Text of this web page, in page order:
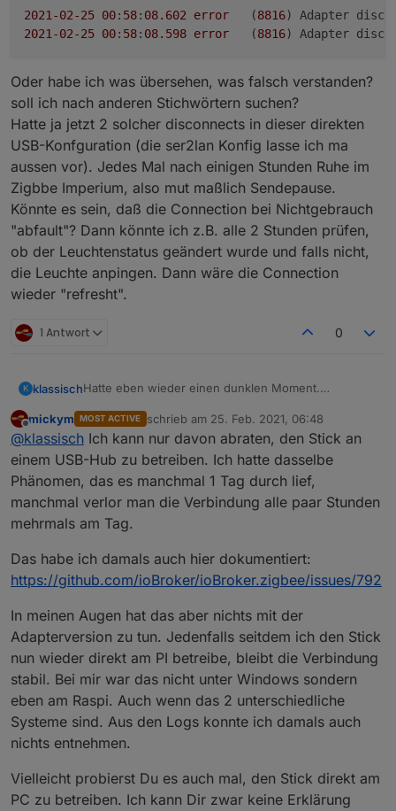
2021-02-25 00: 58: 08.602 error
	(
8816) Adapter
2021-02-25 00: 58: 08.598 error
	(
8816
Oder habe ich was übersehen, was falsch verstanden?
soll ich nach anderen Stichwörtern suchen?
Hatte ja jetzt 2 solcher disconnects in dieser direkten
USB-Konfguration (die ser2lan Konfig lasse ich ma
aussen vor). Jedes Mal nach einigen Stunden Ruhe im
Zigbbe Imperium, also mut maßlich Sendepause.
Könnte es sein, daß die Connection bei Nichtgebrauch
"abfault"? Dann könnte ich z.B. alle 2 Stunden prüfen,
ob der Leuchtenstatus geändert wurde und falls nicht,
die Leuchte anpingen. Dann wäre die Connection
wieder "refresht".
1 Antwort 0
K klassischHatte eben wieder einen dunklen Moment.
Wieder hat der Adapter die Verbindung zum COM-
Port verloren.
COM4-Port war aber lt. Geräte Manager i.O. und
verbunden.
Derzeit hängt der Controller an einem USB Hub, an
dem auch noch 2 Drucker hängen, auf die ich
problemlos zugreifen kann. Ich gehe also davon aus,
Bin in die Einstellungen der Zigbee Instanz. Dort war
COM4 angezeigt. Habe im Drop down Menue COM4
erneut ausgewählt. und abgespeichert.
Zigbee wird wieder grün.
Lichter reagieren wieder auf Schalter und
Bewegungsmelder.
Log mit Serial Port error:
Spoiler
Offline
mickym MOST ACTIVE schrieb am 25. Feb. 2021, 06:48
zuletzt editiert von
@klassisch Ich kann nur davon abraten, den Stick an
einem USB-Hub zu betreiben. Ich hatte dasselbe
Phänomen, das es manchmal 1 Tag durch lief,
manchmal verlor man die Verbindung alle paar Stunden
mehrmals am Tag.
Das habe ich damals auch hier dokumentiert:
https://github.com/ioBroker/ioBroker.zigbee/issues/792
In meinen Augen hat das aber nichts mit der
Adapterversion zu tun. Jedenfalls seitdem ich den Stick
nun wieder direkt am PI betreibe, bleibt die Verbindung
stabil. Bei mir war das nicht unter Windows sondern
eben am Raspi. Auch wenn das 2 unterschiedliche
Systeme sind. Aus den Logs konnte ich damals auch
nichts entnehmen.
Vielleicht probierst Du es auch mal, den Stick direkt am
PC zu betreiben. Ich kann Dir zwar keine Erklärung